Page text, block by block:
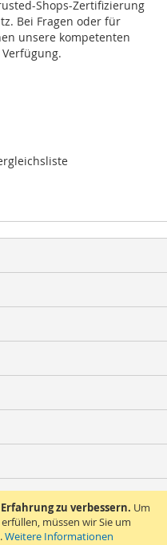
zu verbessern. Um
müssen wir Sie um
Weitere Informationen
Shops-Zertifizierung
Bei Fragen oder für
unsere kompetenten